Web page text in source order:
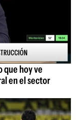
que hoy ve
en el sector